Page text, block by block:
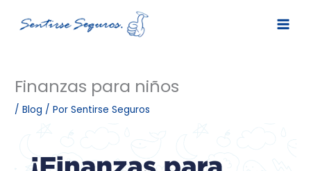
Finanzas para niños
/Blog / PorSentirse Seguros